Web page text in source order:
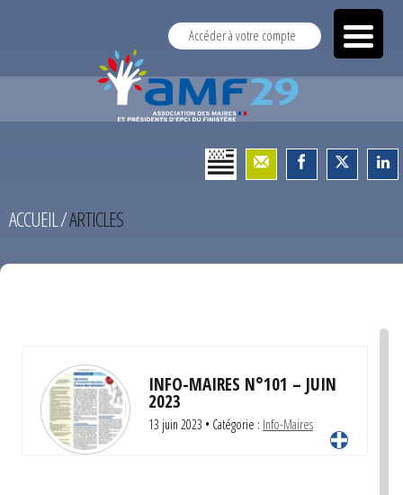
Accéder à votre compte
ACCUEIL/ARTICLES
INFO-MAIRES N°101 – JUIN
2023
13 juin 2023 • Catégorie : Info-Maires